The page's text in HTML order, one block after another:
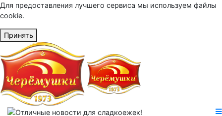
Для предоставления лучшего сервиса мы используем файлы
cookie.
Принять